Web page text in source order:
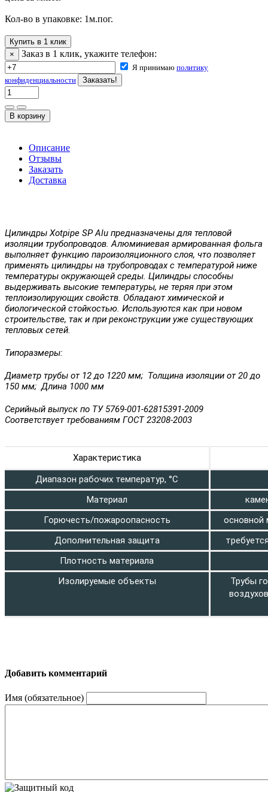
Кол-во в упаковке: 1м.пог.
Купить в 1 клик
×
Заказ в 1 клик, укажите телефон:
Я принимаю политику
конфиденциальности
Описание
Отзывы
Заказать
Доставка
Цилиндры Xotpipe SP Alu предназначены для тепловой
изоляции трубопроводов. Алюминиевая армированная фольга
выполняет функцию пароизоляционного слоя, что позволяет
применять цилиндры на трубопроводах с температурой ниже
температуры окружающей среды. Цилиндры способны
выдерживать высокие температуры, не теряя при этом
теплоизолирующих свойств. Обладают химической и
биологической стойкостью. Используются как при новом
строительстве, так и при реконструкции уже существующих
тепловых сетей.
Типоразмеры:
Диаметр трубы от 12 до 1220 мм; Толщина изоляции от 20 до
150 мм; Длина 1000 мм
Серийный выпуск по ТУ 5769-001-62815391-2009
Соответствует требованиям ГОСТ 23208-2003
Характеристика
Диапазон рабочих температур, °C
Материал
Горючесть/пожароопасность
Дополнительная защита
Плотность материала
Изолируемые объекты
Трубы
Добавить комментарий
Имя (обязательное)